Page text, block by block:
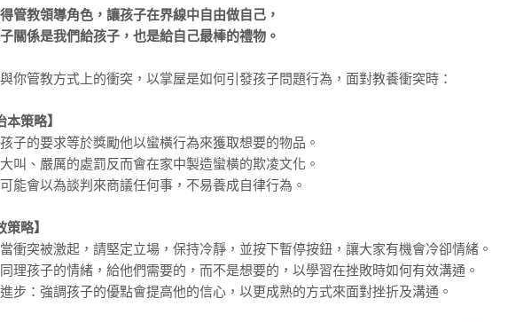
管教領導角色，讓孩子在界線中自由做自己，
關係是我們給孩子，也是給自己最棒的禮物。
你管教方式上的衝突，以掌屋是如何引發孩子問題行為，面對教養衝突時：
本策略】
子的要求等於獎勵他以蠻橫行為來獲取想要的物品。
叫、嚴厲的處罰反而會在家中製造蠻橫的欺凌文化。
能會以為談判來商議任何事，不易養成自律行為。
策略】
衝突被激起，請堅定立場，保持冷靜，並按下暫停按鈕，讓大家有機會冷卻情緒。
理孩子的情緒，給他們需要的，而不是想要的，以學習在挫敗時如何有效溝通。
步：強調孩子的優點會提高他的信心，以更成熟的方式來面對挫折及溝通。